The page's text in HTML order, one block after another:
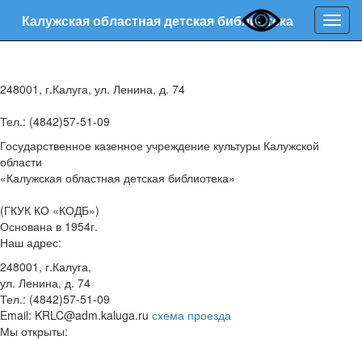
Калужская областная детская библиотека
248001, г.Калуга, ул. Ленина, д. 74
Тел.: (4842)57-51-09
Государственное казенное учреждение культуры Калужской
области
«Калужская областная детская библиотека»
(ГКУК КО «КОДБ»)
Основана в 1954г.
Наш адрес:
248001, г.Калуга,
ул. Ленина, д. 74
Тел.: (4842)57-51-09
Email: KRLC@adm.kaluga.ru схема проезда
Мы открыты: